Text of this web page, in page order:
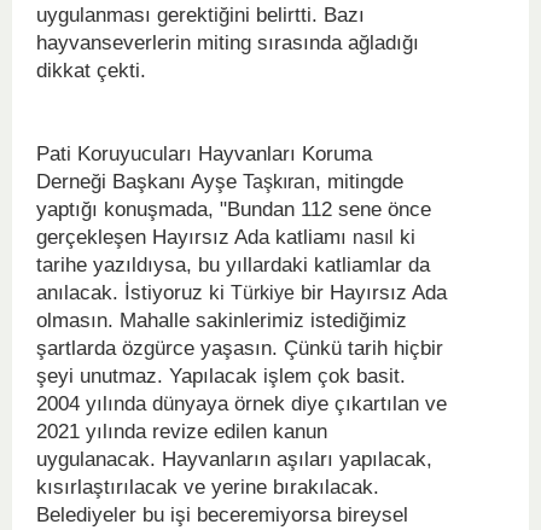
uygulanması gerektiğini belirtti. Bazı
hayvanseverlerin miting sırasında ağladığı
dikkat çekti.
Pati Koruyucuları Hayvanları Koruma
Derneği Başkanı Ayşe Taşkıran, mitingde
yaptığı konuşmada, "Bundan 112 sene önce
gerçekleşen Hayırsız Ada katliamı nasıl
ki
tarihe yazıldıysa, bu yıllardaki katliamlar da
anılacak. İstiyoruz ki Türkiye bir Hayırsız Ada
olmasın. Mahalle sakinlerimiz istediğimiz
şartlarda özgürce yaşasın. Çünkü tarih hiçbir
şeyi unutmaz. Yapılacak işlem çok basit.
2004 yılında dünyaya örnek diye çıkartılan ve
2021 yılında revize edilen kanun
uygulanacak. Hayvanların aşıları yapılacak,
kısırlaştırılacak ve yerine bırakılacak.
Belediyeler bu işi beceremiyorsa bireysel